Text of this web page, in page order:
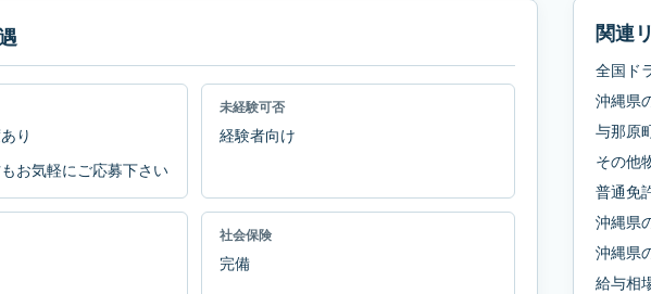
り
お気軽にご応募下さい
未経験可否
経験者向け
社会保険
完備
関連
全国ド
沖縄県
与那原
その他
普通免
沖縄県
沖縄県
給与相